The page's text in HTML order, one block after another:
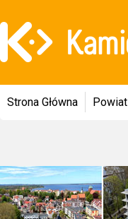
Strona Główna Powiat